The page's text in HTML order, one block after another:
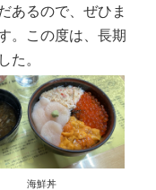
あるので、ぜひま
。この度は、長期
た。
海鮮丼